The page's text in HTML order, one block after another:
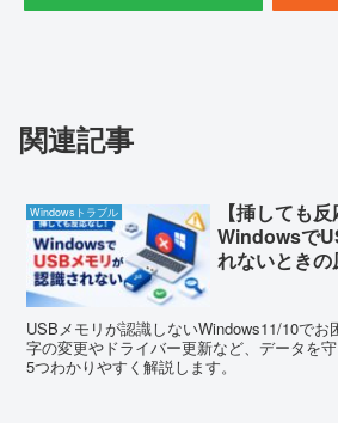
関連記事
Windowsトラブル
【挿しても
Windowsで
れないとき
USBメモリが認識しないWindows11/10でお
字の変更やドライバー更新など、データを
5つわかりやすく解説します。